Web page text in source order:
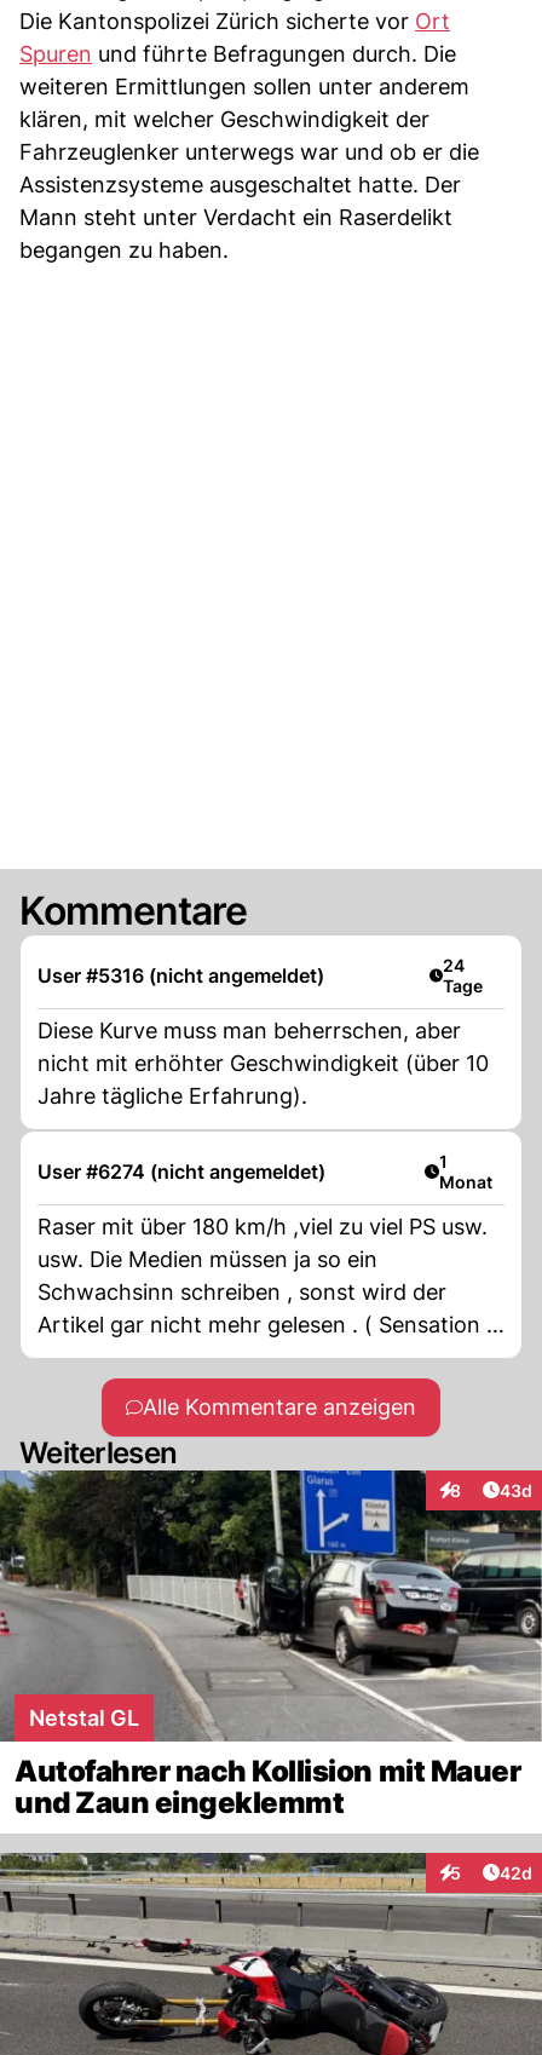
Die Kantonspolizei Zürich sicherte vor Ort
Spuren und führte Befragungen durch. Die
weiteren Ermittlungen sollen unter anderem
klären, mit welcher Geschwindigkeit der
Fahrzeuglenker unterwegs war und ob er die
Assistenzsysteme ausgeschaltet hatte. Der
Mann steht unter Verdacht ein Raserdelikt
begangen zu haben.
Kommentare
User #5316 (nicht angemeldet) Artikel
24
Tage
Diese Kurve muss man beherrschen, aber
nicht mit erhöhter Geschwindigkeit (über 10
Jahre tägliche Erfahrung).
User #6274 (nicht angemeldet) Artikel
1
Monat
Raser mit über 180 km/h ,viel zu viel PS usw.
usw. Die Medien müssen ja so ein
Schwachsinn schreiben , sonst wird der
Artikel gar nicht mehr gelesen . ( Sensation ,
Sensation )
Alle Kommentare anzeigen
Weiterlesen
8
Interaktionen
43d
Netstal GL
Autofahrer nach Kollision mit Mauer
und Zaun eingeklemmt
5
Interaktionen
42d